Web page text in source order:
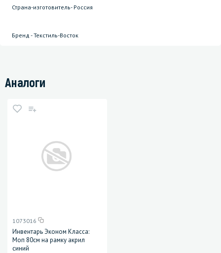
Страна-изготовитель- Россия
Бренд - Текстиль-Восток
Аналоги
1073016
Инвентарь Эконом Класса:
Моп 80см на рамку акрил
синий